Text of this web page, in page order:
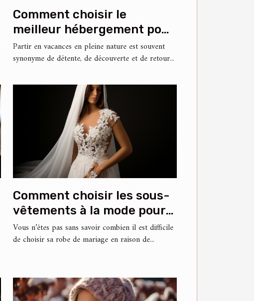
Comment choisir le
meilleur hébergement pour
vos vacances en nature ?
Partir en vacances en pleine nature est souvent
synonyme de détente, de découverte et de retour...
Comment choisir les sous-
vêtements à la mode pour
votre robe de mariée ?
Vous n’êtes pas sans savoir combien il est difficile
de choisir sa robe de mariage en raison de...